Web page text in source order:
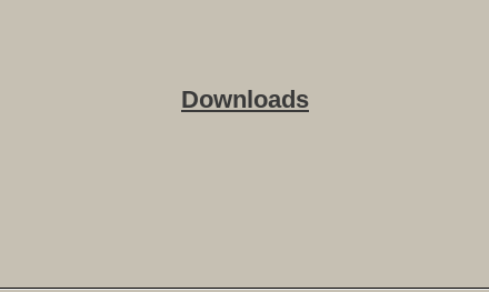
Downloads